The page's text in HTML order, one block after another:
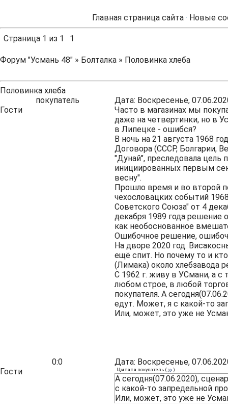
Главная страница сайта · Новые
Страница 1 из 1 1
Форум "Усмань 48" » Болталка » Половинка хлеба
Половинка хлеба
покупатель
Дата: Воскресенье,
Гости
Часто в магазинах мы
даже на четвертинки, но в
в Липецке - ошибся?
В ночь на 21 августа 1968
Договора (СССР, Болгарии,
"Дунай", преследовала
инициированных первым
весну".
Прошло время и во второй
чехословацких событий
Советского Союза" от 4
декабря 1989 года
как необоснованное
Ошибочное решение,
На дворе 2020 год.
ещё спит. Но почему то и
(Лимака) около хлебзавода
С 1962 г. живу в УСмани, а с
любом строе, в любой
покупателя. А
едут. Может, я с какой-то
Или, может, это уже не
0:0
Дата: Воскресенье,
Гости
Цитата покупатель ( )
А сегодня(07.06.2020),
с какой-то запредельной
Или, может, это уже не